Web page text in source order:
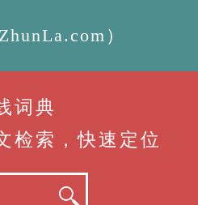
）
词典
检索，快速定位